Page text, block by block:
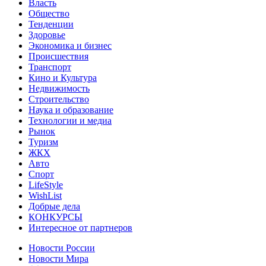
Власть
Общество
Тенденции
Здоровье
Экономика и бизнес
Происшествия
Транспорт
Кино и Культура
Недвижимость
Строительство
Наука и образование
Технологии и медиа
Рынок
Туризм
ЖКХ
Авто
Спорт
LifeStyle
WishList
Добрые дела
КОНКУРСЫ
Интересное от партнеров
Новости России
Новости Мира